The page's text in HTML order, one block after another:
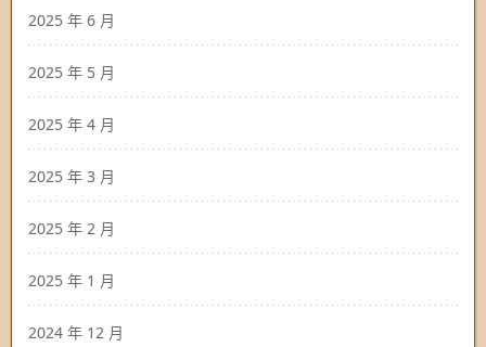
2025 年 6 月
2025 年 5 月
2025 年 4 月
2025 年 3 月
2025 年 2 月
2025 年 1 月
2024 年 12 月